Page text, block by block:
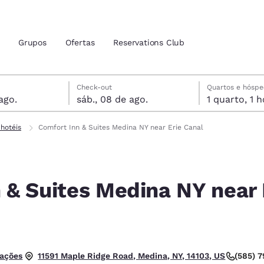
atuais
Estados Unidos
Español
América
Español
Grupos Ofertas Reservations Club
Check-out
sáb., 08 de ago.
data de check-out selecionada
agosto data do check-in selecionada
Quartos e
1
Comfort Inn & Suites Medina NY near Erie Canal
Suites Medina NY near
Bom. 11591 Maple Ridge Road, Medina, NY, 14103, US (585)